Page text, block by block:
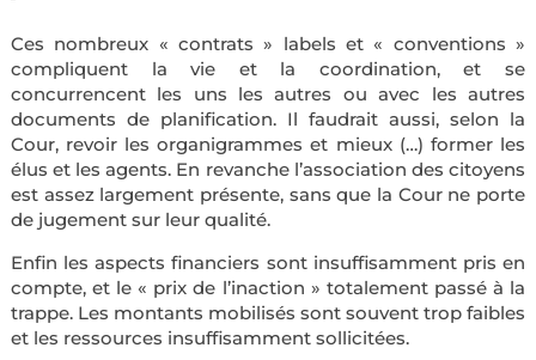
Ces nombreux « contrats » labels et « conventions »
compliquent la vie et la coordination, et se
concurrencent les uns les autres ou avec les autres
documents de planification. Il faudrait aussi, selon la
Cour, revoir les organigrammes et mieux (…) former les
élus et les agents. En revanche l’association des citoyens
est assez largement présente, sans que la Cour ne porte
de jugement sur leur qualité.
Enfin les aspects financiers sont insuffisamment pris en
compte, et le « prix de l’inaction » totalement passé à la
trappe. Les montants mobilisés sont souvent trop faibles
et les ressources insuffisamment sollicitées.